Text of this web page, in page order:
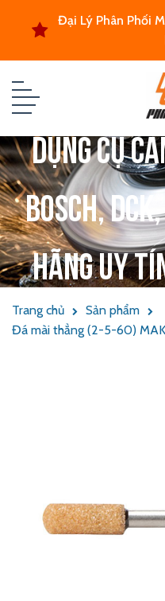
Đại Lý Phân Phối
Dụng cụ
Bosch,
hãng uy
Trang chủ
Sản phẩm
Đá mài thẳng (2-5-60)